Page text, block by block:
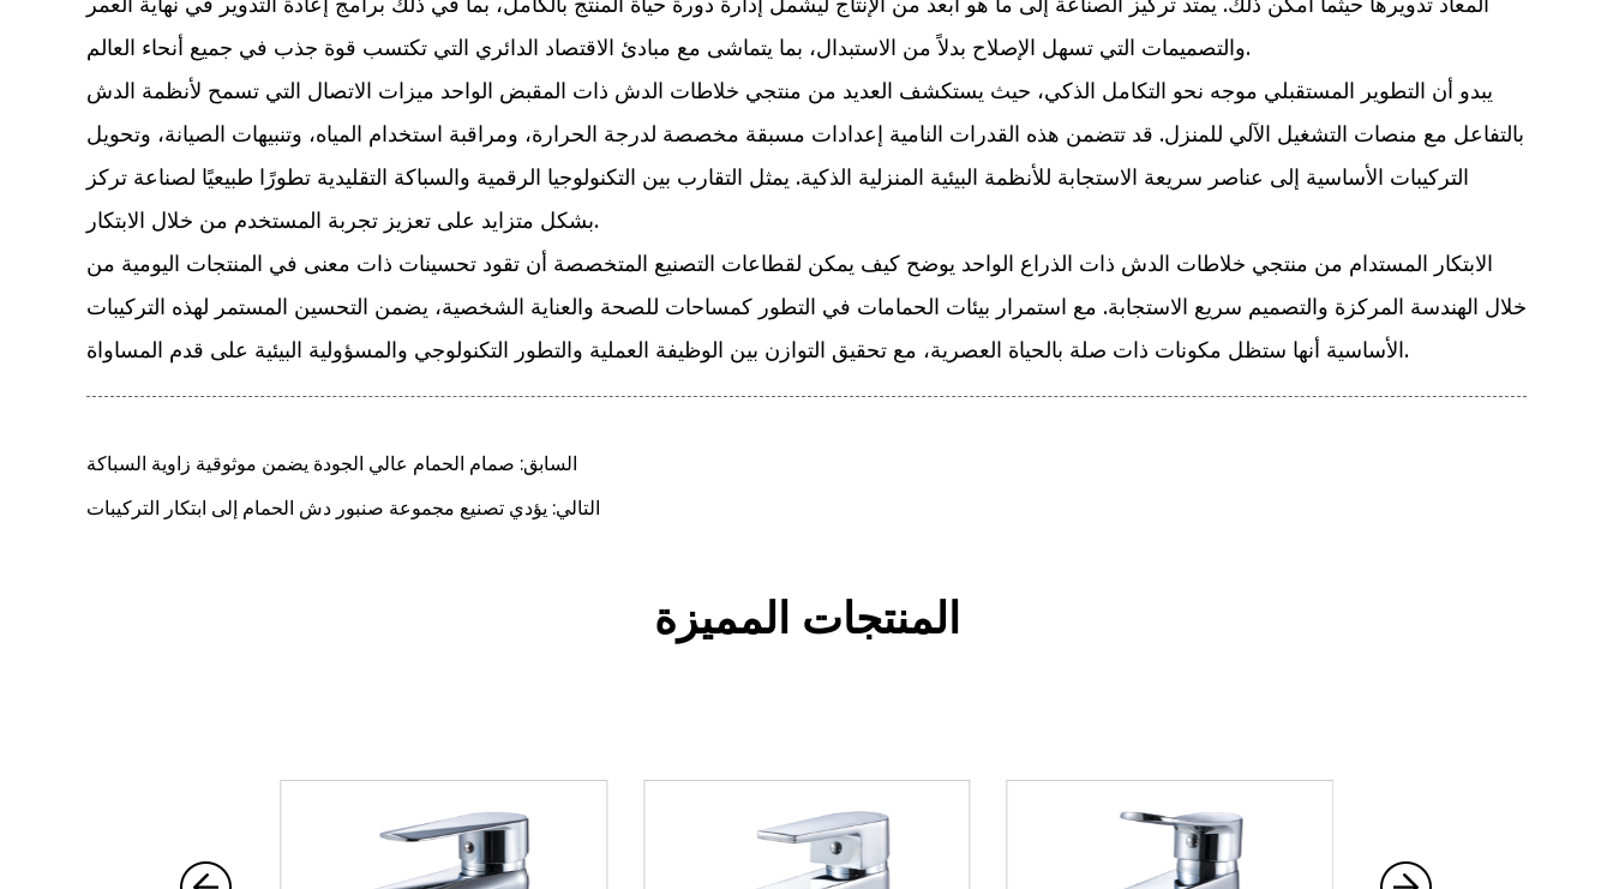
والتصميمات التي تسهل الإصلاح بدلاً من الاستبدال، بما يتماشى مع مبادئ الاقتصاد الدائري التي تكتسب قوة جذب في جميع أنحاء العالم.
يبدو أن التطوير المستقبلي موجه نحو التكامل الذكي، حيث يستكشف العديد من منتجي خلاطات الدش ذات المقبض الواحد ميزات الاتصال التي تسمح لأنظمة الدش
بالتفاعل مع منصات التشغيل الآلي للمنزل. قد تتضمن هذه القدرات النامية إعدادات مسبقة مخصصة لدرجة الحرارة، ومراقبة استخدام المياه، وتنبيهات الصيانة، وتحويل
التركيبات الأساسية إلى عناصر سريعة الاستجابة للأنظمة البيئية المنزلية الذكية. يمثل التقارب بين التكنولوجيا الرقمية والسباكة التقليدية تطورًا طبيعيًا لصناعة تركز
بشكل متزايد على تعزيز تجربة المستخدم من خلال الابتكار.
الابتكار المستدام من منتجي خلاطات الدش ذات الذراع الواحد يوضح كيف يمكن لقطاعات التصنيع المتخصصة أن تقود تحسينات ذات معنى في المنتجات اليومية من
خلال الهندسة المركزة والتصميم سريع الاستجابة. مع استمرار بيئات الحمامات في التطور كمساحات للصحة والعناية الشخصية، يضمن التحسين المستمر لهذه التركيبات
الأساسية أنها ستظل مكونات ذات صلة بالحياة العصرية، مع تحقيق التوازن بين الوظيفة العملية والتطور التكنولوجي والمسؤولية البيئية على قدم المساواة.
السابق: صمام الحمام عالي الجودة يضمن موثوقية زاوية السباكة
التالي: يؤدي تصنيع مجموعة صنبور دش الحمام إلى ابتكار التركيبات
المنتجات المميزة